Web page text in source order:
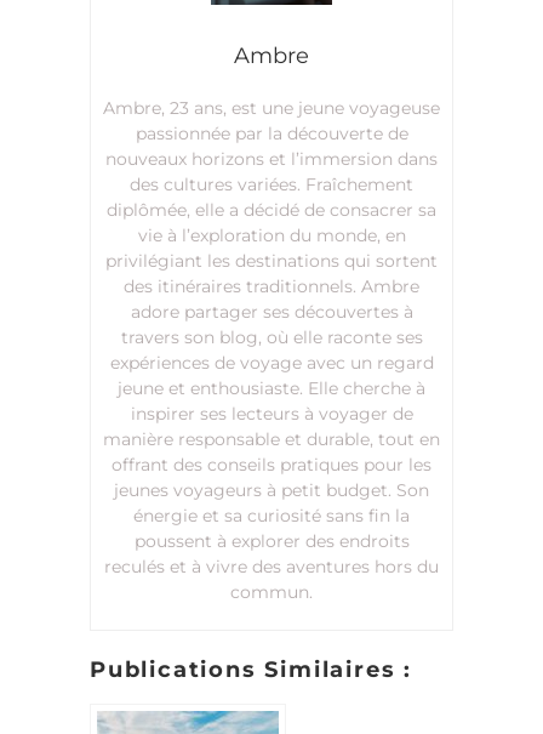
Ambre
Ambre, 23 ans, est une jeune voyageuse
passionnée par la découverte de
nouveaux horizons et l’immersion dans
des cultures variées. Fraîchement
diplômée, elle a décidé de consacrer sa
vie à l’exploration du monde, en
privilégiant les destinations qui sortent
des itinéraires traditionnels. Ambre
adore partager ses découvertes à
travers son blog, où elle raconte ses
expériences de voyage avec un regard
jeune et enthousiaste. Elle cherche à
inspirer ses lecteurs à voyager de
manière responsable et durable, tout en
offrant des conseils pratiques pour les
jeunes voyageurs à petit budget. Son
énergie et sa curiosité sans fin la
poussent à explorer des endroits
reculés et à vivre des aventures hors du
commun.
Publications Similaires :